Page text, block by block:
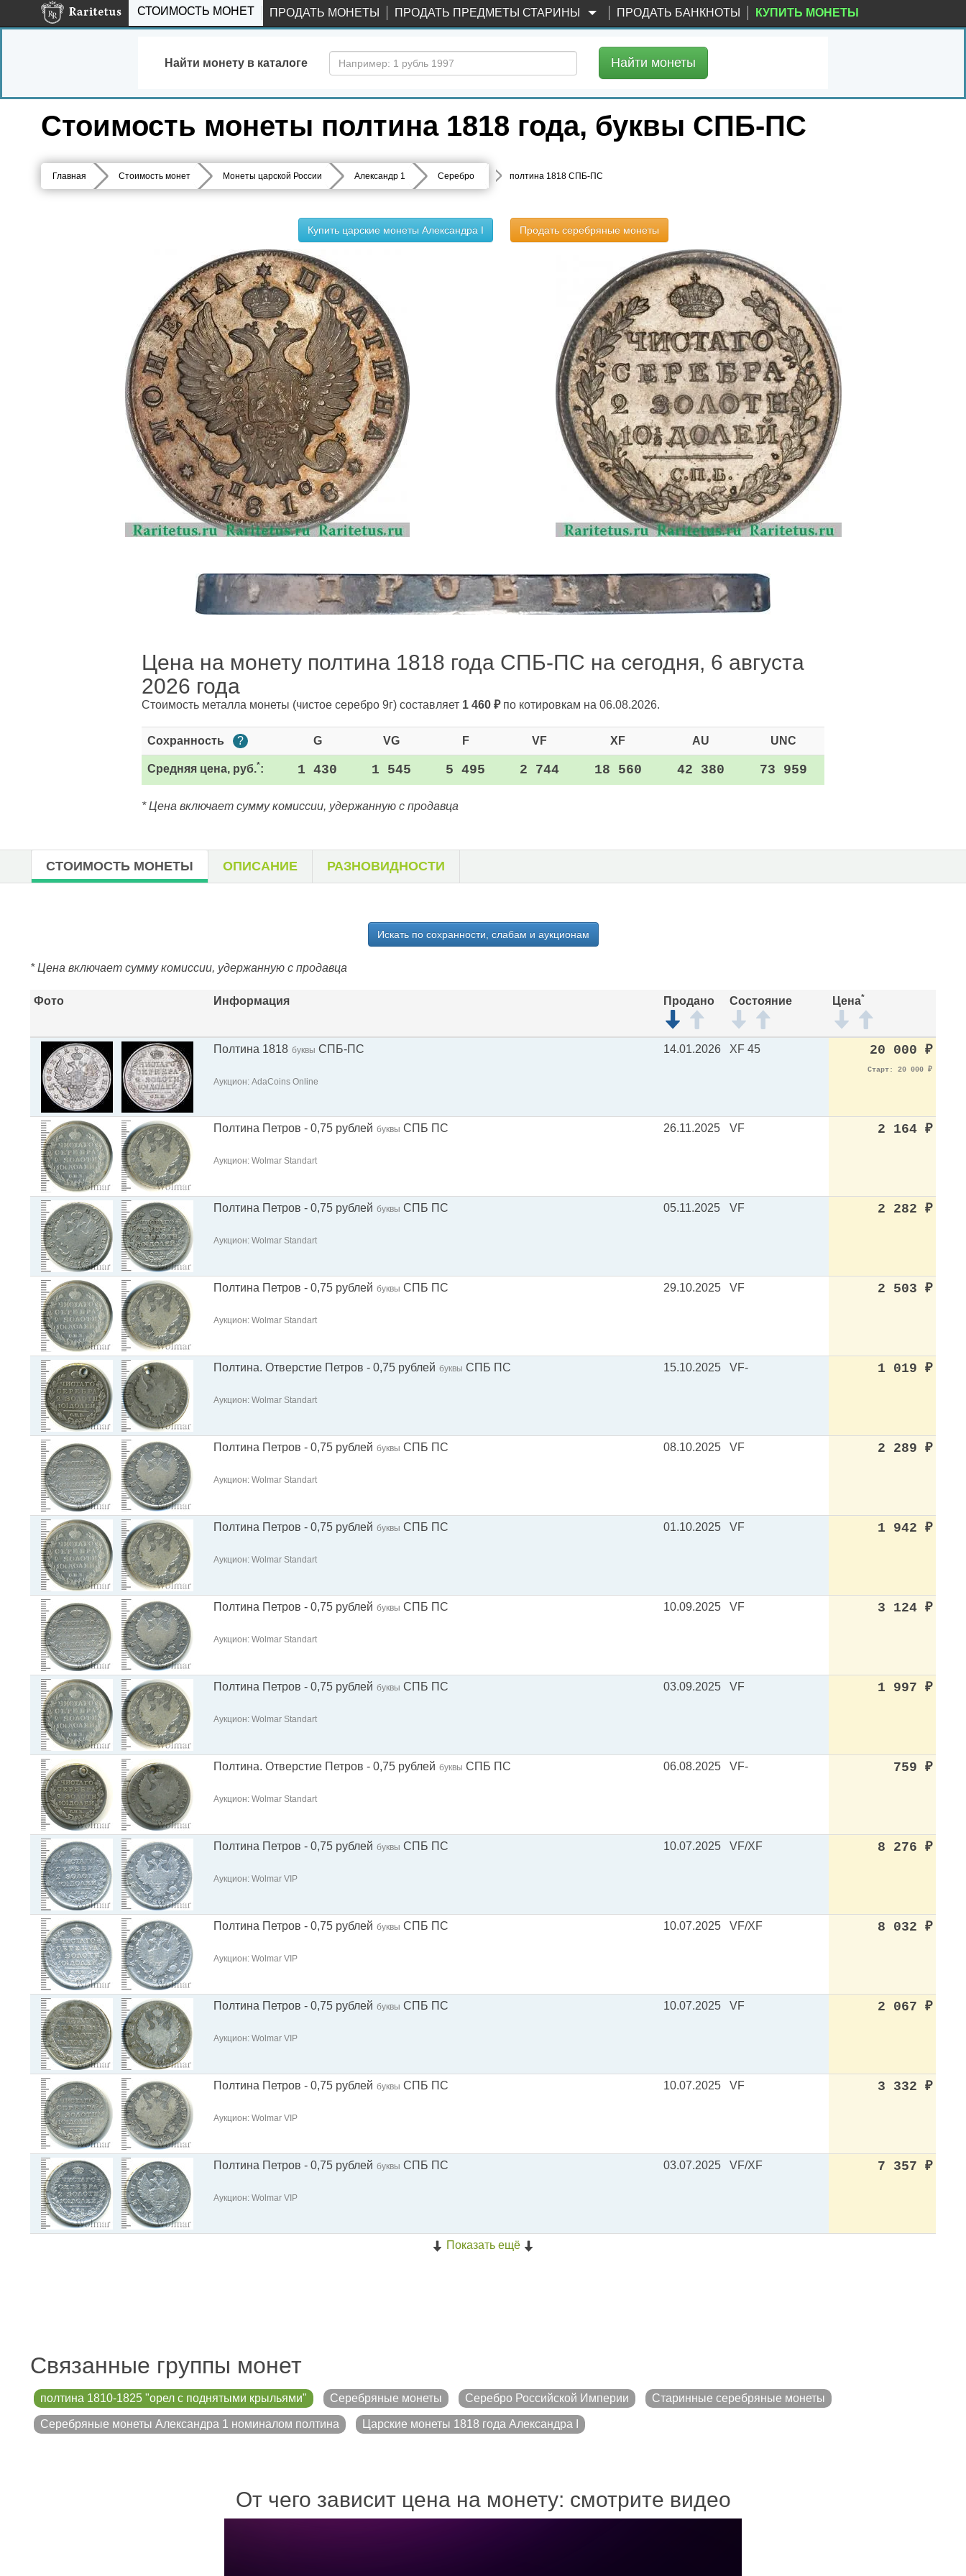
СТОИМОСТЬ МОНЕТ ПРОДАТЬ МОНЕТЫ ПРОДАТЬ ПРЕДМЕТЫ СТАРИНЫ ПРОДАТЬ БАНКНОТЫ КУПИТЬ МОНЕТЫ
Найти монету в каталоге Найти монеты
Стоимость монеты полтина 1818 года, буквы СПБ-ПС
Главная Стоимость монет Монеты царской России Александр 1 Серебро полтина 1818 СПБ-ПС
Купить царские монеты Александра I Продать серебряные монеты
Цена на монету полтина 1818 года СПБ-ПС на сегодня, 6 августа
2026 года
Стоимость металла монеты (чистое серебро 9г) составляет 1 460 ₽по котировкам на 06.08.2026.
Сохранность ? G VG F VF XF AU UNC
Средняя цена, руб.*: 1 430 1 545 5 495 2 744 18 560 42 380 73 959
* Цена включает сумму комиссии, удержанную с продавца
СТОИМОСТЬ МОНЕТЫ ОПИСАНИЕ РАЗНОВИДНОСТИ
Искать по сохранности, слабам и аукционам
* Цена включает сумму комиссии, удержанную с продавца
Фото Информация Продано Состояние Цена*
Полтина 1818 буквы СПБ-ПС
Аукцион: AdaCoins Online
14.01.2026 XF 45 20 000 ₽
Старт: 20 000 ₽
Полтина Петров - 0,75 рублей буквы СПБ ПС
Аукцион: Wolmar Standart
26.11.2025 VF 2 164 ₽
Полтина Петров - 0,75 рублей буквы СПБ ПС
Аукцион: Wolmar Standart
05.11.2025 VF 2 282 ₽
Полтина Петров - 0,75 рублей буквы СПБ ПС
Аукцион: Wolmar Standart
29.10.2025 VF 2 503 ₽
Полтина. Отверстие Петров - 0,75 рублей буквы СПБ ПС
Аукцион: Wolmar Standart
15.10.2025 VF- 1 019 ₽
Полтина Петров - 0,75 рублей буквы СПБ ПС
Аукцион: Wolmar Standart
08.10.2025 VF 2 289 ₽
Полтина Петров - 0,75 рублей буквы СПБ ПС
Аукцион: Wolmar Standart
01.10.2025 VF 1 942 ₽
Полтина Петров - 0,75 рублей буквы СПБ ПС
Аукцион: Wolmar Standart
10.09.2025 VF 3 124 ₽
Полтина Петров - 0,75 рублей буквы СПБ ПС
Аукцион: Wolmar Standart
03.09.2025 VF 1 997 ₽
Полтина. Отверстие Петров - 0,75 рублей буквы СПБ ПС
Аукцион: Wolmar Standart
06.08.2025 VF- 759 ₽
Полтина Петров - 0,75 рублей буквы СПБ ПС
Аукцион: Wolmar VIP
10.07.2025 VF/XF 8 276 ₽
Полтина Петров - 0,75 рублей буквы СПБ ПС
Аукцион: Wolmar VIP
10.07.2025 VF/XF 8 032 ₽
Полтина Петров - 0,75 рублей буквы СПБ ПС
Аукцион: Wolmar VIP
10.07.2025 VF 2 067 ₽
Полтина Петров - 0,75 рублей буквы СПБ ПС
Аукцион: Wolmar VIP
10.07.2025 VF 3 332 ₽
Полтина Петров - 0,75 рублей буквы СПБ ПС
Аукцион: Wolmar VIP
03.07.2025 VF/XF 7 357 ₽
Показать ещё
Связанные группы монет
полтина 1810-1825 "орел с поднятыми крыльями" Серебряные монеты Серебро Российской Империи Старинные серебряные монеты
Серебряные монеты Александра 1 номиналом полтина Царские монеты 1818 года Александра I
От чего зависит цена на монету: смотрите видео